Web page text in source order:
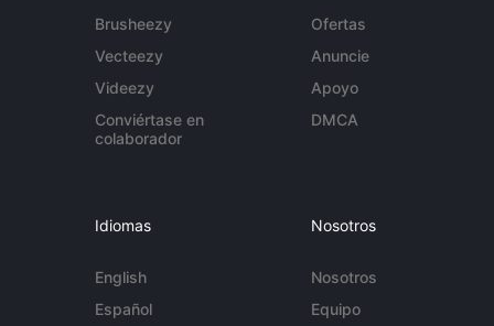
Brusheezy
Vecteezy
Videezy
Conviértase en
colaborador
Ofertas
Anuncie
Apoyo
DMCA
Idiomas
English
Español
Nosotros
Nosotros
Equipo